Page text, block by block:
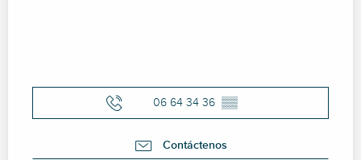
06 64 34 36 ▒▒
Contáctenos